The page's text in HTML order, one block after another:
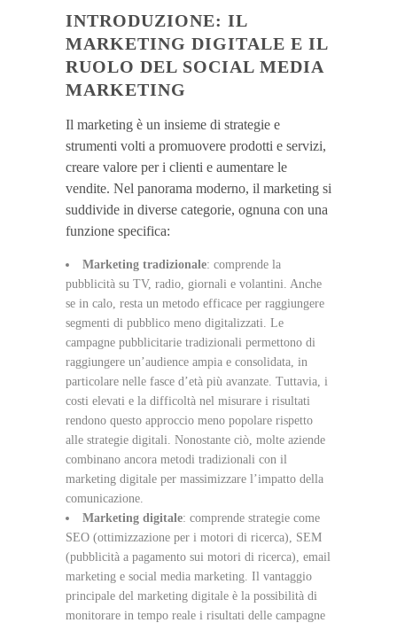
INTRODUZIONE: IL
MARKETING DIGITALE E IL
RUOLO DEL SOCIAL MEDIA
MARKETING
Il marketing è un insieme di strategie e
strumenti volti a promuovere prodotti e servizi,
creare valore per i clienti e aumentare le
vendite. Nel panorama moderno, il marketing si
suddivide in diverse categorie, ognuna con una
funzione specifica:
Marketing tradizionale: comprende la
pubblicità su TV, radio, giornali e volantini. Anche
se in calo, resta un metodo efficace per raggiungere
segmenti di pubblico meno digitalizzati. Le
campagne pubblicitarie tradizionali permettono di
raggiungere un’audience ampia e consolidata, in
particolare nelle fasce d’età più avanzate. Tuttavia, i
costi elevati e la difficoltà nel misurare i risultati
rendono questo approccio meno popolare rispetto
alle strategie digitali. Nonostante ciò, molte aziende
combinano ancora metodi tradizionali con il
marketing digitale per massimizzare l’impatto della
comunicazione.
Marketing digitale: comprende strategie come
SEO (ottimizzazione per i motori di ricerca), SEM
(pubblicità a pagamento sui motori di ricerca), email
marketing e social media marketing. Il vantaggio
principale del marketing digitale è la possibilità di
monitorare in tempo reale i risultati delle campagne